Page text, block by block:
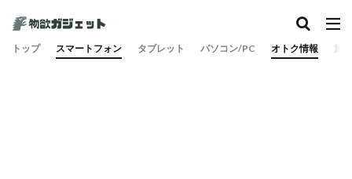
トップ スマートフォン タブレット パソコン/PC オトク情報 旅